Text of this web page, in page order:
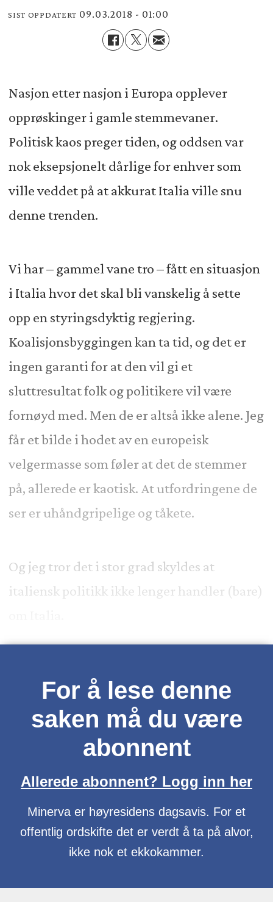
SIST OPPDATERT 09.03.2018 - 01:00
Nasjon etter nasjon i Europa opplever
opprøskinger i gamle stemmevaner.
Politisk kaos preger tiden, og oddsen var
nok eksepsjonelt dårlige for enhver som
ville veddet på at akkurat Italia ville snu
denne trenden.
Vi har – gammel vane tro – fått en situasjon
i Italia hvor det skal bli vanskelig å sette
opp en styringsdyktig regjering.
Koalisjonsbyggingen kan ta tid, og det er
ingen garanti for at den vil gi et
sluttresultat folk og politikere vil være
fornøyd med. Men de er altså ikke alene. Jeg
får et bilde i hodet av en europeisk
velgermasse som føler at det de stemmer
på, allerede er kaotisk. At utfordringene de
ser er uhåndgripelige og tåkete.
Og jeg tror det i stor grad skyldes at
italiensk politikk ikke lenger handler (bare)
For å lese denne
saken må du være
abonnent
Allerede abonnent? Logg inn her
Minerva er høyresidens dagsavis. For et
offentlig ordskifte det er verdt å ta på alvor,
ikke nok et ekkokammer.